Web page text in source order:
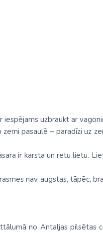
uzbraukt ar
pasaulē – paradīzi uz
ir karsta un retu lietu.
nav augstas, tāpēc,
no Antaljas pilsētas